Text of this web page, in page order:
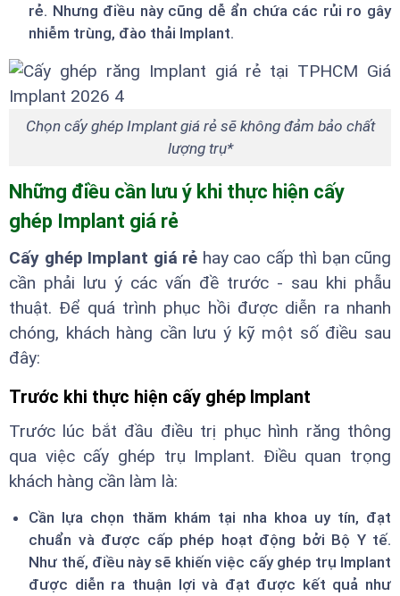
rẻ. Nhưng điều này cũng dễ ẩn chứa các rủi ro gây
nhiễm trùng, đào thải Implant.
Chọn cấy ghép Implant giá rẻ sẽ không đảm bảo chất
lượng trụ*
Những điều cần lưu ý khi thực hiện cấy
ghép Implant giá rẻ
Cấy ghép Implant giá rẻ hay cao cấp thì bạn cũng
cần phải lưu ý các vấn đề trước - sau khi phẫu
thuật. Để quá trình phục hồi được diễn ra nhanh
chóng, khách hàng cần lưu ý kỹ một số điều sau
đây:
Trước khi thực hiện cấy ghép Implant
Trước lúc bắt đầu điều trị phục hình răng thông
qua việc cấy ghép trụ Implant. Điều quan trọng
khách hàng cần làm là:
Cần lựa chọn thăm khám tại nha khoa uy tín, đạt
chuẩn và được cấp phép hoạt động bởi Bộ Y tế.
Như thế, điều này sẽ khiến việc cấy ghép trụ Implant
được diễn ra thuận lợi và đạt được kết quả như